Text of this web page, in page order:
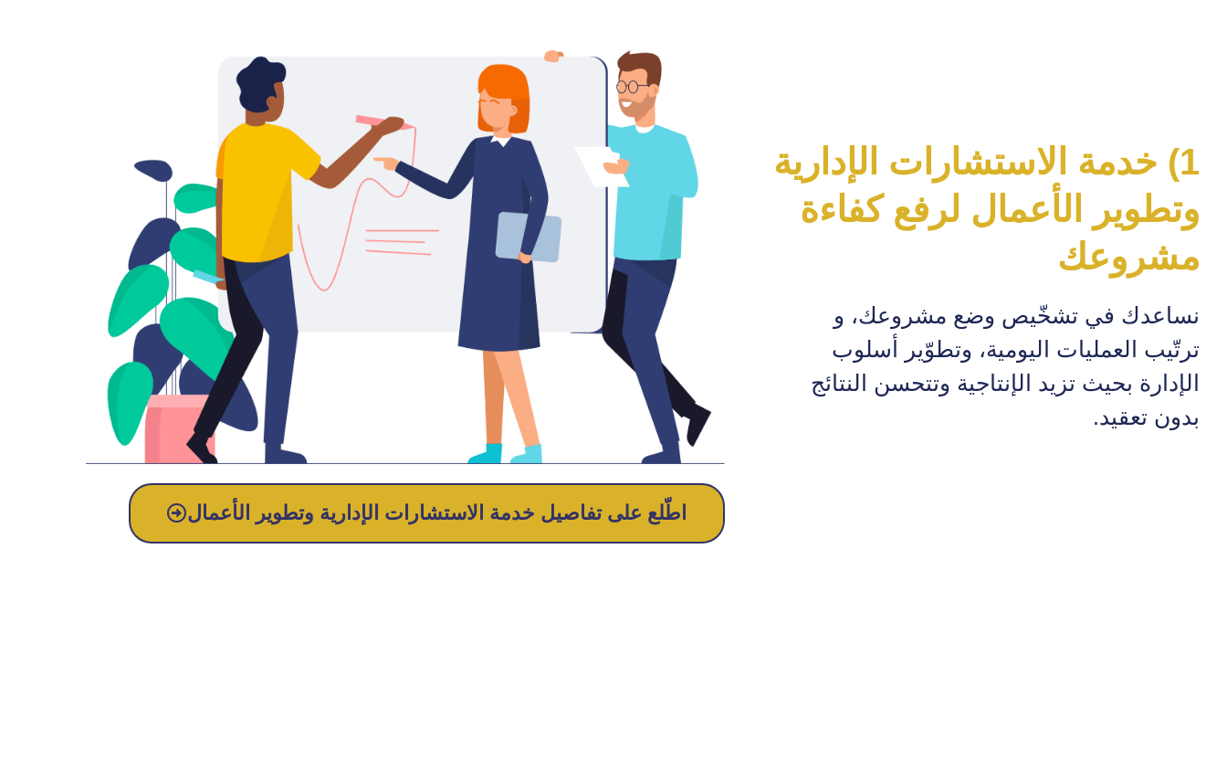
1) خدمة الاستشارات الإدارية
وتطوير الأعمال لرفع كفاءة
مشروعك
نساعدك في تشخّيص وضع مشروعك، و
ترتّيب العمليات اليومية، وتطوّير أسلوب
الإدارة بحيث تزيد الإنتاجية وتتحسن النتائج
بدون تعقيد.
اطّلع على تفاصيل خدمة الاستشارات الإدارية وتطوير الأعمال